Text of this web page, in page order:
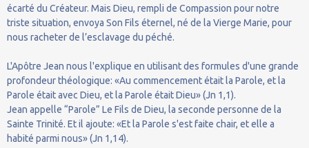
écarté du Créateur. Mais Dieu, rempli de Compassion pour notre
triste situation, envoya Son Fils éternel, né de la Vierge Marie, pour
nous racheter de l’esclavage du péché.
L'Apôtre Jean nous l'explique en utilisant des formules d'une grande
profondeur théologique: «Au commencement était la Parole, et la
Parole était avec Dieu, et la Parole était Dieu» (Jn 1,1).
Jean appelle “Parole” Le Fils de Dieu, la seconde personne de la
Sainte Trinité. Et il ajoute: «Et la Parole s'est faite chair, et elle a
habité parmi nous» (Jn 1,14).